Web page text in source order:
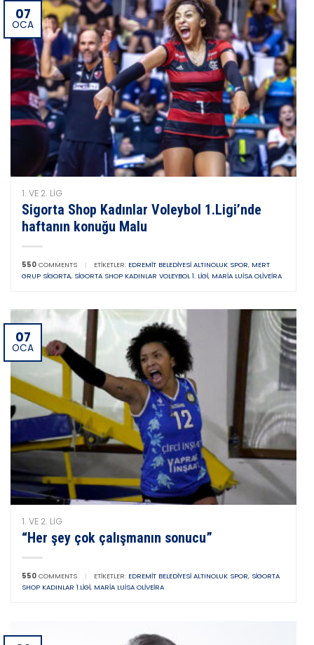
07
OCA
1. VE 2. LIG
Sigorta Shop Kadınlar Voleybol 1.Ligi’nde
haftanın konuğu Malu
550 COMMENTS | ETIKETLER: EDREMIT BELEDIYESI ALTINOLUK SPOR, MERT
GRUP SIGORTA, SIGORTA SHOP KADINLAR VOLEYBOL 1. LIGI, MARIA LUISA OLIVEIRA
07
OCA
1. VE 2. LIG
“Her şey çok çalışmanın sonucu”
550 COMMENTS | ETIKETLER: EDREMIT BELEDIYESI ALTINOLUK SPOR, SIGORTA
SHOP KADINLAR 1.LIGI, MARIA LUISA OLIVEIRA